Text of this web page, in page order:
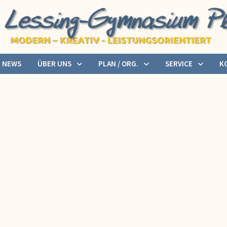
NEWS ÜBER UNS PLAN / ORG. SERVICE